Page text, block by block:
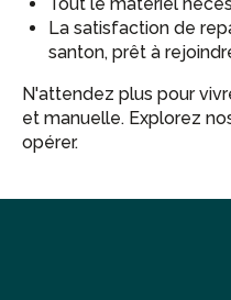
La satisfaction de
santon, prêt à
N'attendez plus pour
et manuelle. Explorez
opérer.